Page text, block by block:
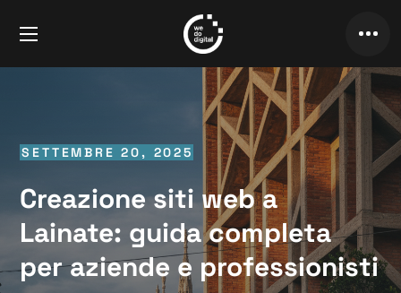
SETTEMBRE 20, 2025
Creazione siti web a
Lainate: guida completa
per aziende e professionisti